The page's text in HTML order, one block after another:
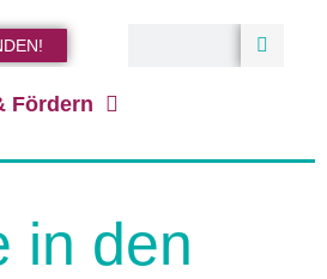
Fördern
in den